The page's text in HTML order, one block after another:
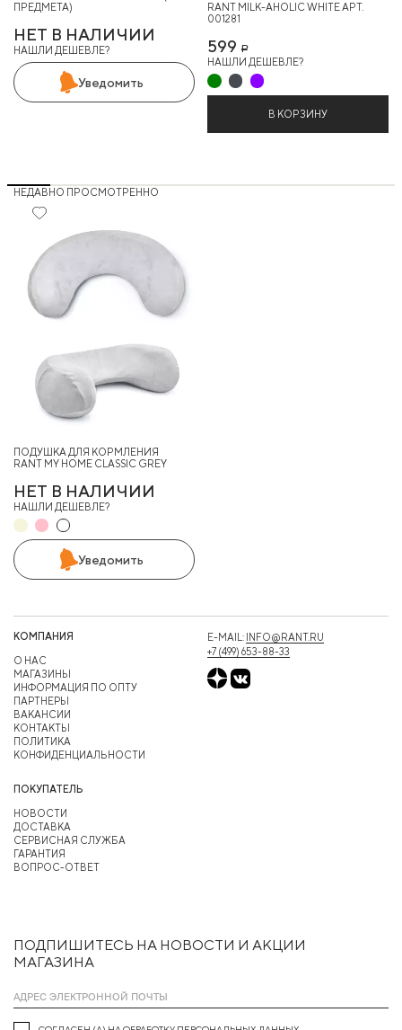
ПРЕДМЕТА)
НЕТ В НАЛИЧИИ
НАШЛИ ДЕШЕВЛЕ?
Уведомить
RANT MILK-AHOLIC WHITE АРТ.
001281
599 Р
НАШЛИ ДЕШЕВЛЕ?
В КОРЗИНУ
НЕДАВНО ПРОСМОТРЕННО
ПОДУШКА ДЛЯ КОРМЛЕНИЯ
RANT MY HOME CLASSIC GREY
НЕТ В НАЛИЧИИ
НАШЛИ ДЕШЕВЛЕ?
Уведомить
ПОДПИШИТЕСЬ НА НОВОСТИ И АКЦИИ
МАГАЗИНА
КОМПАНИЯ
О НАС
МАГАЗИНЫ
ИНФОРМАЦИЯ ПО ОПТУ
ПАРТНЕРЫ
ВАКАНСИИ
КОНТАКТЫ
ПОЛИТИКА
КОНФИДЕНЦИАЛЬНОСТИ
ПОКУПАТЕЛЬ
НОВОСТИ
ДОСТАВКА
СЕРВИСНАЯ СЛУЖБА
ГАРАНТИЯ
ВОПРОС-ОТВЕТ
E-MAIL: INFO@RANT.RU
+7 (499) 653-88-33